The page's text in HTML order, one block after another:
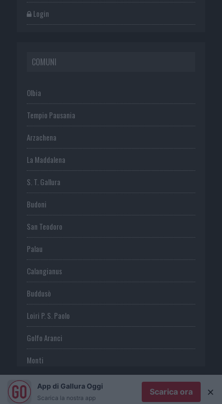
Login
COMUNI
Olbia
Tempio Pausania
Arzachena
La Maddalena
S. T. Gallura
Budoni
San Teodoro
Palau
Calangianus
Buddusò
Loiri P. S. Paolo
Golfo Aranci
Monti
TeltiApp di Gallura Oggi
Scarica la nostra app
Scarica ora ×